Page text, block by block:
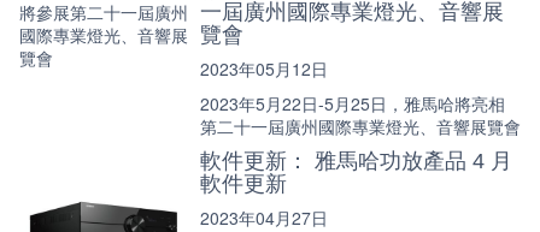
一屆廣州國際專業燈光、音響展
覽會
2023年05月12日
2023年5月22日-5月25日，雅馬哈將亮相
第二十一屆廣州國際專業燈光、音響展覽會
軟件更新： 雅馬哈功放產品 4 月
軟件更新
2023年04月27日